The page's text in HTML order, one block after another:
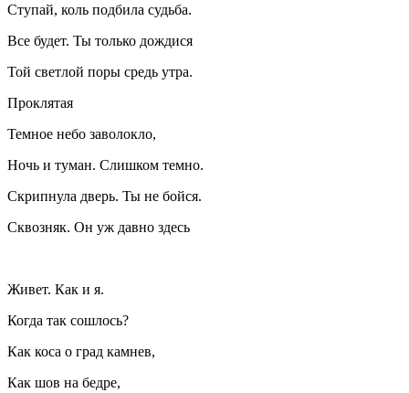
Ступай, коль подбила судьба.
Все будет. Ты только дождися
Той светлой поры средь утра.
Проклятая
Темное небо заволокло,
Ночь и туман. Слишком темно.
Скрипнула дверь. Ты не бойся.
Сквозняк. Он уж давно здесь
Живет. Как и я.
Когда так сошлось?
Как коса о град камнев,
Как шов на бедре,